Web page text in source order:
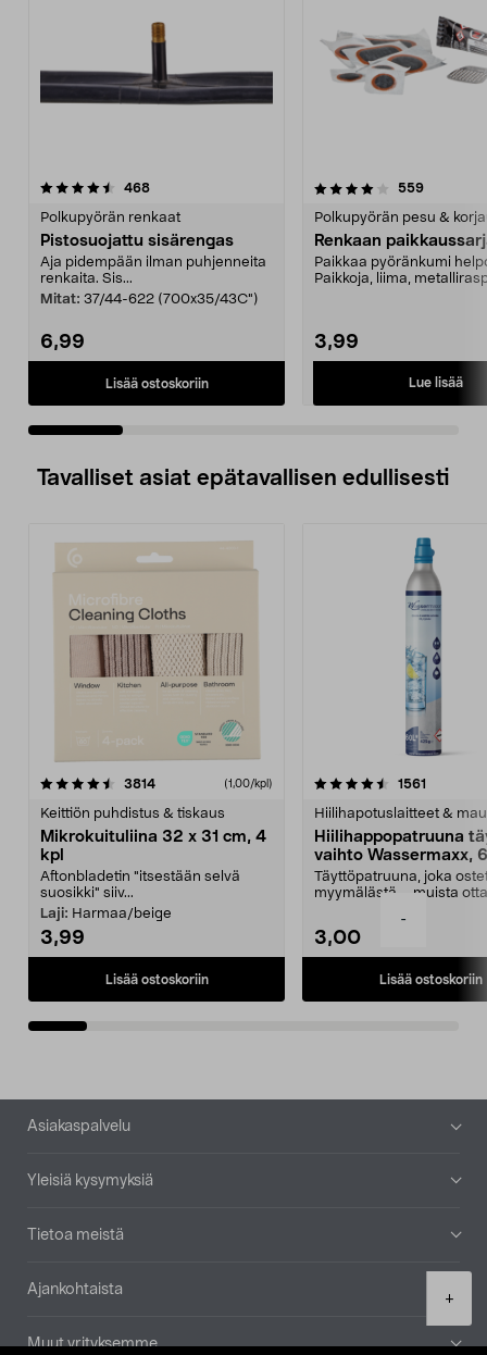
-
+
468arvostelut
Polkupyörän renkaat
Pistosuojattu sisärengas
Aja pidempään ilman puhjenneita
renkaita. Sis...
Mitat: 37/44-622 (700x35/43C")
6,99
Lisää ostoskoriin
4.0 viidestä
559arvostelut
Polkupyörän pesu &
Renkaan
Paikkaa pyöränkumi
Paikkoja, liima,
3,99
Lue lisää
4.0 viidestä
Tavalliset asiat epätavallisen edullisesti
3814arvostelut (1,00/kpl)
Keittiön puhdistus & tiskaus
Mikrokuituliina 32 x 31 cm, 4
kpl
Aftonbladetin "itsestään selvä
suosikki" siiv...
Laji: Harmaa/beige
3,99
Lisää ostoskoriin
4.5viidestä
1561
Hiilihapotuslaitteet &
Hiilihappopatruuna
vaihto Wassermaxx,
Täyttöpatruuna, joka
myymälästä – muista
3,00
Lisää ostoskoriin
4.5viidestä
Alatunniste
Asiakaspalvelu
Yleisiä kysymyksiä
Tietoa meistä
Ajankohtaista
Muut yrityksemme